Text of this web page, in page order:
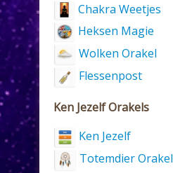
Chakra Weetjes
Heksen Magie
Wolken Orakel
Flessenpost
Ken Jezelf Orakels
Ken Jezelf
Totemdier Orakel